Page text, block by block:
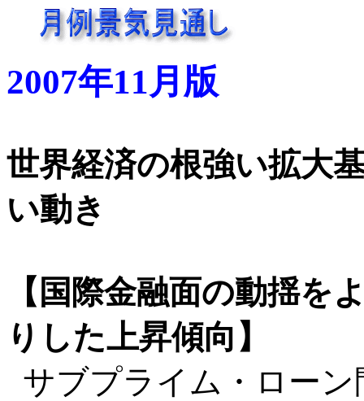
2007年11月版
世界経済の根強い拡大
い動き
【国際金融面の動揺を
りした上昇傾向】
サブプライム・ロー